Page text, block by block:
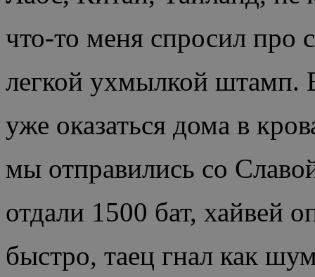
что-то меня спросил про
легкой ухмылкой штамп.
уже оказаться дома в
мы отправились со
отдали 1500 бат, хайвей
быстро, таец гнал как